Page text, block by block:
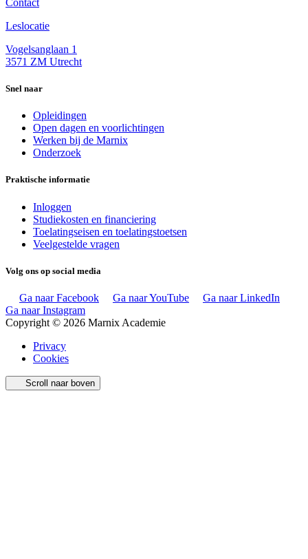
Leslocatie
Vogelsanglaan 1
3571 ZM Utrecht
Snel naar
Opleidingen
Open dagen en voorlichtingen
Werken bij de Marnix
Onderzoek
Praktische informatie
Inloggen
Studiekosten en financiering
Toelatingseisen en toelatingstoetsen
Veelgestelde vragen
Volg ons op social media
Ga naar Facebook Ga naar YouTube
Ga naar LinkedIn
Ga naar Instagram
Copyright © 2026 Marnix Academie
Privacy
Cookies
Scroll naar boven